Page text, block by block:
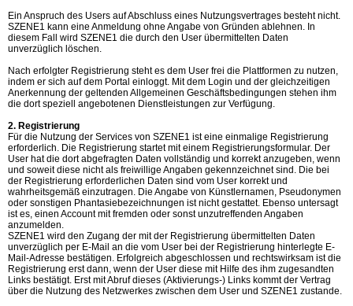
Ein Anspruch des Users auf Abschluss eines Nutzungsvertrages besteht nicht.
SZENE1 kann eine Anmeldung ohne Angabe von Gründen ablehnen. In
diesem Fall wird SZENE1 die durch den User übermittelten Daten
unverzüglich löschen.
Nach erfolgter Registrierung steht es dem User frei die Plattformen zu nutzen,
indem er sich auf dem Portal einloggt. Mit dem Login und der gleichzeitigen
Anerkennung der geltenden Allgemeinen Geschäftsbedingungen stehen ihm
die dort speziell angebotenen Dienstleistungen zur Verfügung.
2. Registrierung
Für die Nutzung der Services von SZENE1 ist eine einmalige Registrierung
erforderlich. Die Registrierung startet mit einem Registrierungsformular. Der
User hat die dort abgefragten Daten vollständig und korrekt anzugeben, wenn
und soweit diese nicht als freiwillige Angaben gekennzeichnet sind. Die bei
der Registrierung erforderlichen Daten sind vom User korrekt und
wahrheitsgemäß einzutragen. Die Angabe von Künstlernamen, Pseudonymen
oder sonstigen Phantasiebezeichnungen ist nicht gestattet. Ebenso untersagt
ist es, einen Account mit fremden oder sonst unzutreffenden Angaben
anzumelden.
SZENE1 wird den Zugang der mit der Registrierung übermittelten Daten
unverzüglich per E-Mail an die vom User bei der Registrierung hinterlegte E-
Mail-Adresse bestätigen. Erfolgreich abgeschlossen und rechtswirksam ist die
Registrierung erst dann, wenn der User diese mit Hilfe des ihm zugesandten
Links bestätigt. Erst mit Abruf dieses (Aktivierungs-) Links kommt der Vertrag
über die Nutzung des Netzwerkes zwischen dem User und SZENE1 zustande.